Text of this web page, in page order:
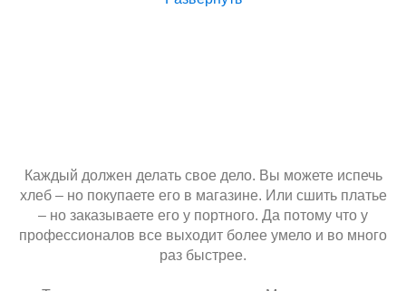
Оплатили в январе, а отдыхали в августе. Посмотрели
январе и по раннему бронированию будем
бронировать. Всем советуем ПрестижАкваТур - это
профессиональная и дружная команда менеджеров!
Каждый должен делать свое дело. Вы можете испечь
хлеб – но покупаете его в магазине. Или сшить платье
– но заказываете его у портного. Да потому что у
профессионалов все выходит более умело и во много